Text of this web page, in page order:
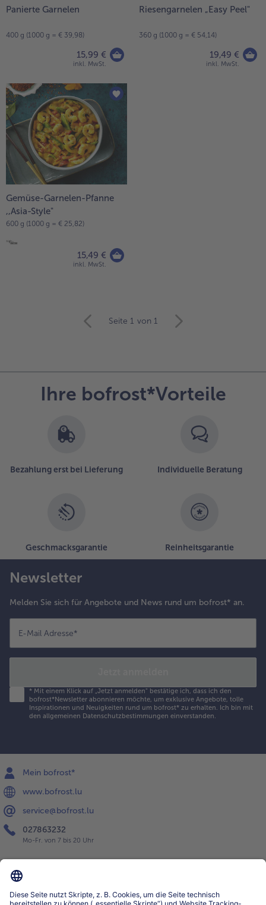
Panierte Garnelen
400 g (1000 g = € 39,98)
15,99 €
inkl. MwSt.
Riesengarnelen „Easy Peel"
360 g (1000 g = € 54,14)
19,49 €
inkl. MwSt.
Gemüse-Garnelen-Pfanne
,,Asia-Style"
600 g (1000 g = € 25,82)
15,49 €
inkl. MwSt.
Es
befinden
Seite 1 von 1
Ihre bofrost*Vorteile
Bezahlung erst bei Lieferung Individuelle Beratung
Geschmacksgarantie Reinheitsgarantie
Newsletter
Melden Sie sich für Angebote und News rund um bofrost* an.
E-Mail Adresse*
* Mit einem Klick auf „Jetzt anmelden" bestätige ich, dass ich den
bofrost*Newsletter abonnieren möchte, um exklusive Angebote, tolle
Inspirationen und Neuigkeiten rund um bofrost* zu erhalten. Ich bin mit
den allgemeinen Datenschutzbestimmungen einverstanden.
Mein bofrost*
www.bofrost.lu
service@bofrost.lu
027863232
Mo-Fr. von 7 bis 20 Uhr
Service